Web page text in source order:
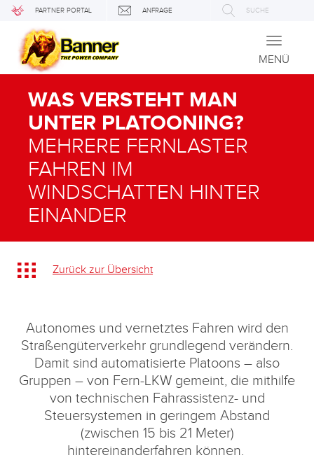
PARTNER PORTAL ANFRAGE SUCHE
Toggle
MENÜ
WAS VERSTEHT MAN
UNTER PLATOONING?
MEHRERE FERNLASTER
FAHREN IM
WINDSCHATTEN HINTER
EINANDER
Zurück zur Übersicht
Autonomes und vernetztes Fahren wird den
Straßengüterverkehr grundlegend verändern.
Damit sind ­automatisierte Platoons – also
Gruppen – von Fern-LKW gemeint, die mithilfe
von technischen Fahrassistenz- und
Steuersystemen in geringem Abstand
(zwischen 15 bis 21 Meter)
hintereinanderfahren können.